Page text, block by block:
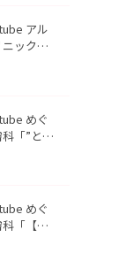
した。
アル
ック札
・リバ
めぐ
「”とお
で答え
めぐ
「【ヒ
入を美